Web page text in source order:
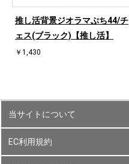
推し活背景ジオラマぷち44/チ
ェス(ブラック)【推し活】
￥1,430
当サイトについて
EC利用規約